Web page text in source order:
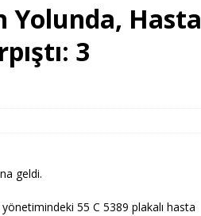
Yolunda, Hasta
3
geldi.
55 C 5389 plakalı hasta